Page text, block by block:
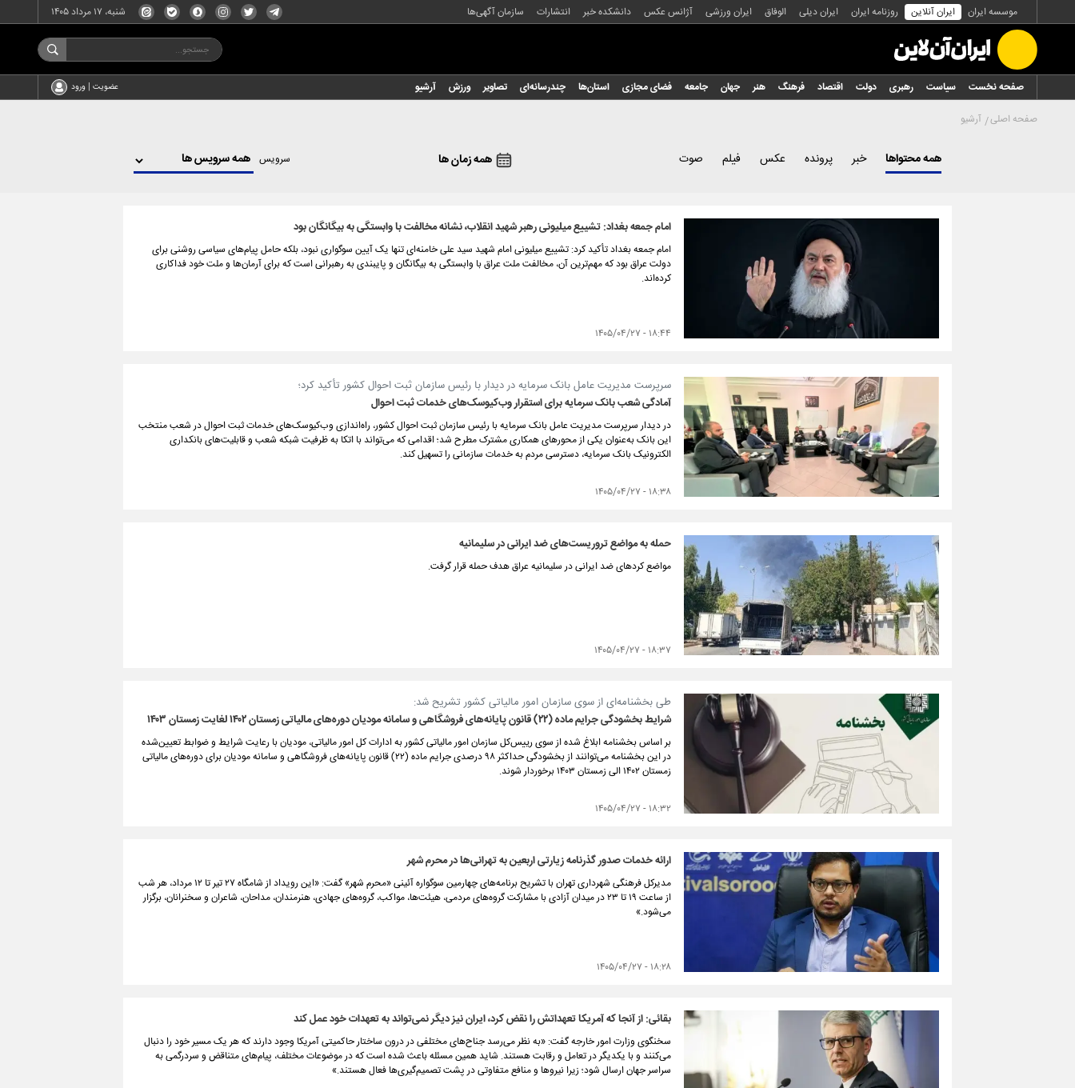
موسسه ایران ایران آنلاین روزنامه ایران ایران دیلی الوفاق ایران ورزشی آژانس عکس دانشکده خبر انتشارات سازمان آگهی‌ها شنبه، ۱۷ مرداد ۱۴۰۵
صفحه نخست سیاست رهبری دولت اقتصاد فرهنگ هنر جهان جامعه فضای مجازی استان‌ها چندرسانه‌ای تصاویر ورزش آرشیو عضویت | ورود
صفحه اصلی آرشیو
همه محتواها خبر پرونده عکس فیلم صوت همه زمان ها سرویس
امام جمعه بغداد: تشییع میلیونی رهبر شهید انقلاب، نشانه مخالفت با وابستگی به بیگانگان بود
امام جمعه بغداد تأکید کرد: تشییع میلیونی امام شهید سید علی خامنه‌ای تنها یک آیین سوگواری نبود، بلکه حامل پیام‌های سیاسی روشنی برای
دولت عراق بود که مهم‌ترین آن، مخالفت ملت عراق با وابستگی به بیگانگان و پایبندی به رهبرانی است که برای آرمان‌ها و ملت خود فداکاری
کرده‌اند.
۱۸:۴۴ - ۱۴۰۵/۰۴/۲۷
سرپرست مدیریت عامل بانک سرمایه در دیدار با رئیس سازمان ثبت احوال کشور تأکید کرد؛
آمادگی شعب بانک سرمایه برای استقرار وب‌کیوسک‌های خدمات ثبت احوال
در دیدار سرپرست مدیریت عامل بانک سرمایه با رئیس سازمان ثبت احوال کشور، راه‌اندازی وب‌کیوسک‌های خدمات ثبت احوال در شعب منتخب
این بانک به‌عنوان یکی از محورهای همکاری مشترک مطرح شد؛ اقدامی که می‌تواند با اتکا به ظرفیت شبکه شعب و قابلیت‌های بانکداری
الکترونیک بانک سرمایه، دسترسی مردم به خدمات سازمانی را تسهیل کند.
۱۸:۳۸ - ۱۴۰۵/۰۴/۲۷
حمله به مواضع تروریست‌های ضد ایرانی در سلیمانیه
مواضع کردهای ضد ایرانی در سلیمانیه عراق هدف حمله قرار گرفت.
۱۸:۳۷ - ۱۴۰۵/۰۴/۲۷
طی بخشنامه‌ای از سوی سازمان امور مالیاتی کشور تشریح شد:
شرایط بخشودگی جرایم ماده (۲۲) قانون پایانه‌های فروشگاهی و سامانه مودیان دوره‌های مالیاتی زمستان ۱۴۰۲ لغایت زمستان ۱۴۰۳
بر اساس بخشنامه ابلاغ شده از سوی رییس‌کل سازمان امور مالیاتی کشور به ادارات کل امور مالیاتی، مودیان با رعایت شرایط و ضوابط تعیین‌شده
در این بخشنامه می‌توانند از بخشودگی حداکثر ۹۸ درصدی جرایم ماده (۲۲) قانون پایانه‌های فروشگاهی و سامانه مودیان برای دوره‌های مالیاتی
زمستان ۱۴۰۲ الی زمستان ۱۴۰۳ برخوردار شوند.
۱۸:۳۲ - ۱۴۰۵/۰۴/۲۷
ارائه خدمات صدور گذرنامه زیارتی اربعین به تهرانی‌ها در محرم شهر
مدیرکل فرهنگی شهرداری تهران با تشریح برنامه‌های چهارمین سوگواره آئینی «محرم‌ شهر» گفت: «این رویداد از شامگاه ۲۷ تیر تا ۱۲ مرداد، هر شب
از ساعت ۱۹ تا ۲۳ در میدان آزادی با مشارکت گروه‌های مردمی، هیئت‌ها، مواکب، گروه‌های جهادی، هنرمندان، مداحان، شاعران و سخنرانان، برگزار
می‌شود.»
۱۸:۲۸ - ۱۴۰۵/۰۴/۲۷
بقائی: از آنجا که آمریکا تعهداتش را نقض کرد، ایران نیز دیگر نمی‌تواند به تعهدات خود عمل کند
سخنگوی وزارت امور خارجه گفت: «به نظر می‌رسد جناح‌های مختلفی در درون ساختار حاکمیتی آمریکا وجود دارند که هر یک مسیر خود را دنبال
می‌کنند و با یکدیگر در تعامل و رقابت هستند. شاید همین مسئله باعث شده است که در موضوعات مختلف، پیام‌های متناقض و سردرگمی به
سراسر جهان ارسال شود؛ زیرا نیروها و منافع متفاوتی در پشت تصمیم‌گیری‌ها فعال هستند.»